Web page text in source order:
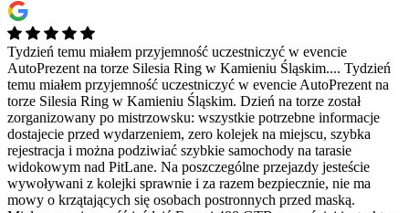
Tydzień temu miałem przyjemność uczestniczyć w evencie
AutoPrezent na torze Silesia Ring w Kamieniu Śląskim.... Tydzień
temu miałem przyjemność uczestniczyć w evencie AutoPrezent na
torze Silesia Ring w Kamieniu Śląskim. Dzień na torze został
zorganizowany po mistrzowsku: wszystkie potrzebne informacje
dostajecie przed wydarzeniem, zero kolejek na miejscu, szybka
rejestracja i można podziwiać szybkie samochody na tarasie
widokowym nad PitLane. Na poszczególne przejazdy jesteście
wywoływani z kolejki sprawnie i za razem bezpiecznie, nie ma
mowy o krzątających się osobach postronnych przed maską.